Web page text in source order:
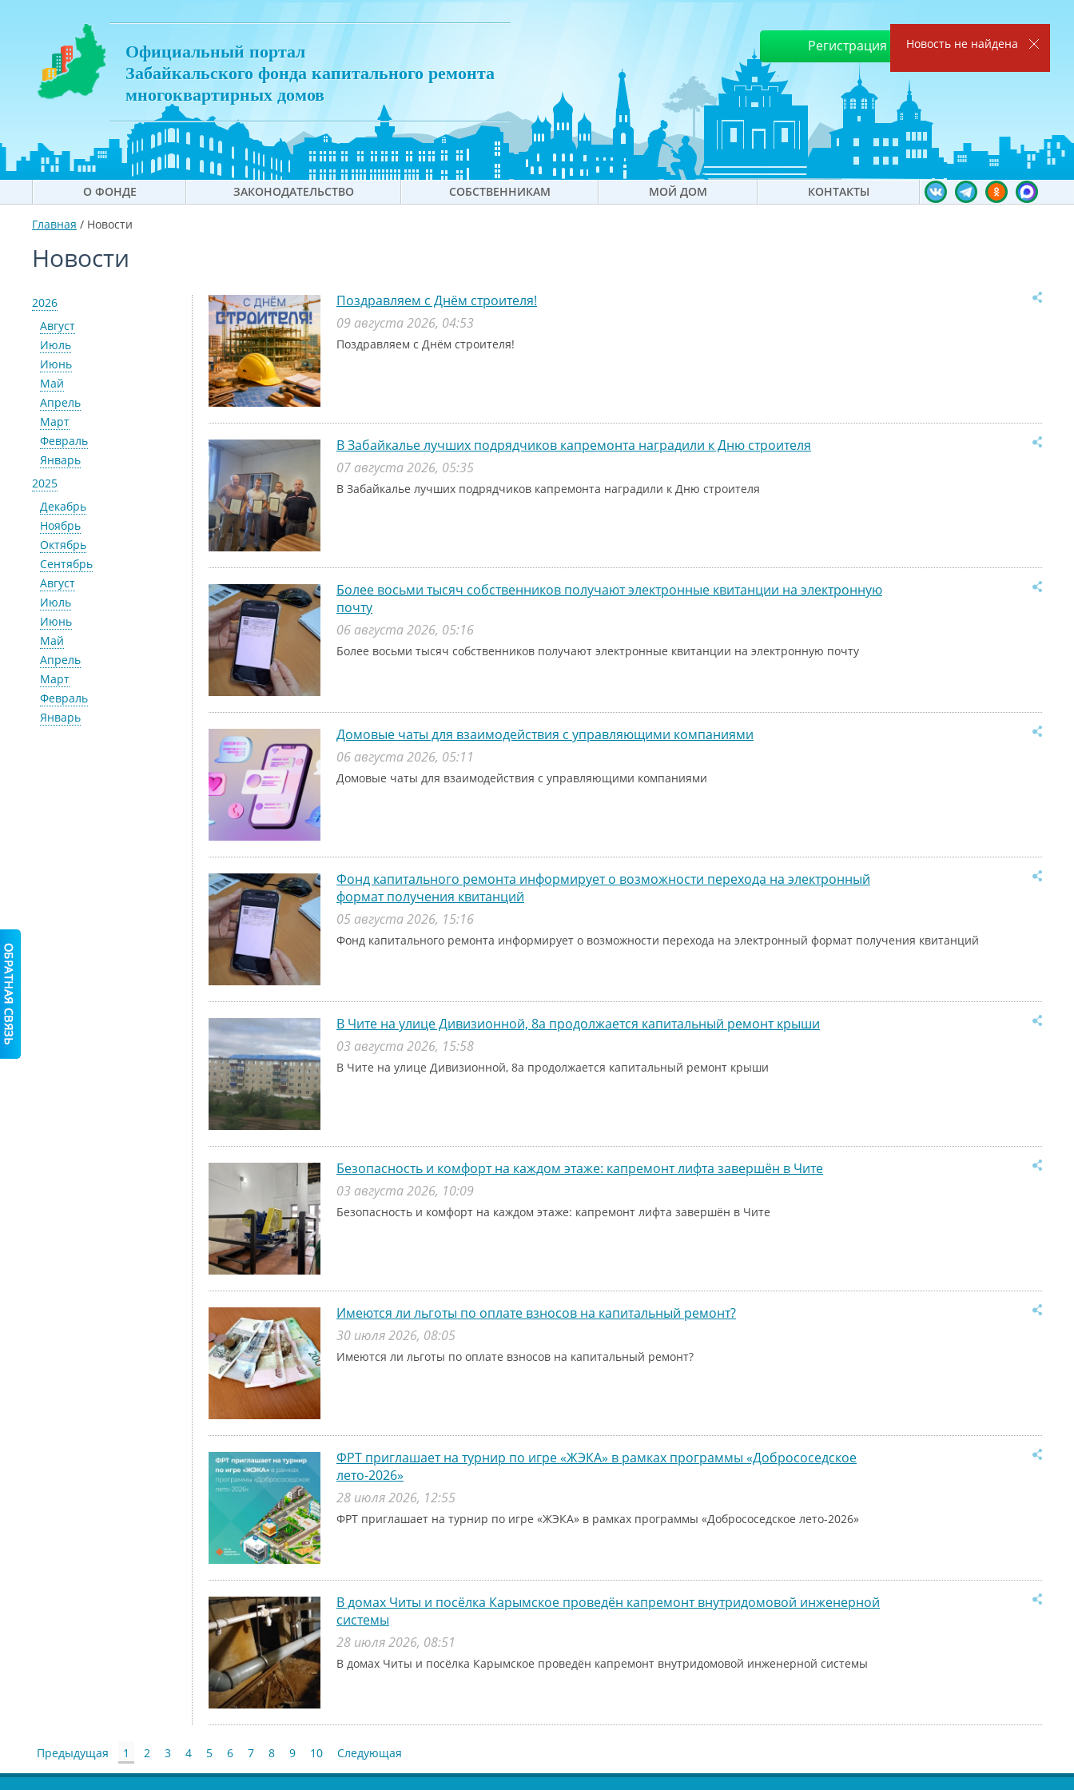
Официальный портал
Забайкальского фонда капитального ремонта
многоквартирных домов
Регистрация Войти
О ФОНДЕ ЗАКОНОДАТЕЛЬСТВО СОБСТВЕННИКАМ МОЙ ДОМ КОНТАКТЫ
Новость не найдена
Главная / Новости
Новости
2026
Август
Июль
Июнь
Май
Апрель
Март
Февраль
Январь
2025
Декабрь
Ноябрь
Октябрь
Сентябрь
Август
Июль
Июнь
Май
Апрель
Март
Февраль
Январь
Поздравляем с Днём строителя!
09 августа 2026, 04:53
Поздравляем с Днём строителя!
В Забайкалье лучших подрядчиков капремонта наградили к Дню строителя
07 августа 2026, 05:35
В Забайкалье лучших подрядчиков капремонта наградили к Дню строителя
Более восьми тысяч собственников получают электронные квитанции на электронную
почту
06 августа 2026, 05:16
Более восьми тысяч собственников получают электронные квитанции на электронную почту
Домовые чаты для взаимодействия с управляющими компаниями
06 августа 2026, 05:11
Домовые чаты для взаимодействия с управляющими компаниями
Фонд капитального ремонта информирует о возможности перехода на электронный
формат получения квитанций
05 августа 2026, 15:16
Фонд капитального ремонта информирует о возможности перехода на электронный формат получения квитанций
В Чите на улице Дивизионной, 8а продолжается капитальный ремонт крыши
03 августа 2026, 15:58
В Чите на улице Дивизионной, 8а продолжается капитальный ремонт крыши
Безопасность и комфорт на каждом этаже: капремонт лифта завершён в Чите
03 августа 2026, 10:09
Безопасность и комфорт на каждом этаже: капремонт лифта завершён в Чите
Имеются ли льготы по оплате взносов на капитальный ремонт?
30 июля 2026, 08:05
Имеются ли льготы по оплате взносов на капитальный ремонт?
ФРТ приглашает на турнир по игре «ЖЭКА» в рамках программы «Добрососедское
лето-2026»
28 июля 2026, 12:55
ФРТ приглашает на турнир по игре «ЖЭКА» в рамках программы «Добрососедское лето-2026»
В домах Читы и посёлка Карымское проведён капремонт внутридомовой инженерной
системы
28 июля 2026, 08:51
В домах Читы и посёлка Карымское проведён капремонт внутридомовой инженерной системы
Предыдущая 1 2 3 4 5 6 7 8 9 10 Следующая